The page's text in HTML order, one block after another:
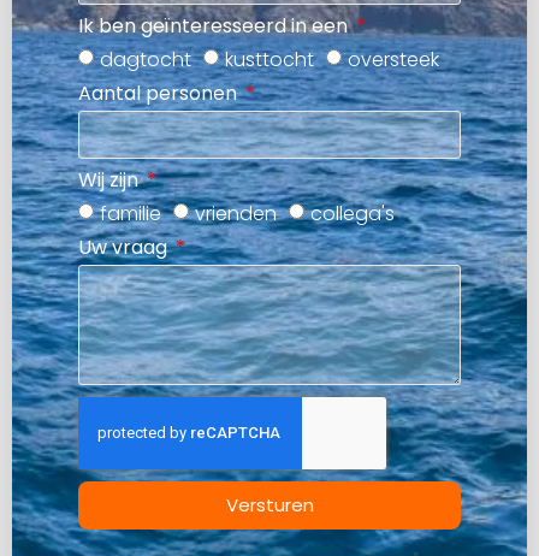
Ik ben geïnteresseerd in een
dagtocht
kusttocht
oversteek
Aantal personen
Wij zijn
familie
vrienden
collega's
Uw vraag
Versturen